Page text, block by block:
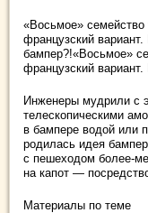
«Восьмое»
французский
бампер?!«Восьмое»
французский
Инженеры мудрили с
телескопическими
в бампере водой или
родилась идея
с пешеходом более-
на капот —
Материалы по теме